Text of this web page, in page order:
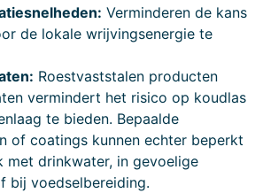
Verminderen de kans
de lokale wrijvingsenergie te
Roestvaststalen producten
vermindert het risico op koudlas
te bieden. Bepaalde
of coatings kunnen echter beperkt
met drinkwater, in gevoelige
bij voedselbereiding.